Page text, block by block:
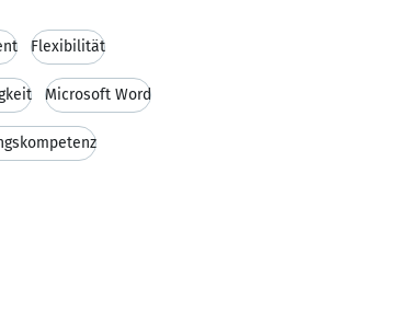
Flexibilität
Microsoft Word